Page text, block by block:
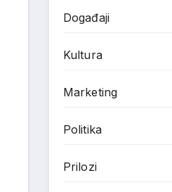
Događaji
Kultura
Marketing
Politika
Prilozi